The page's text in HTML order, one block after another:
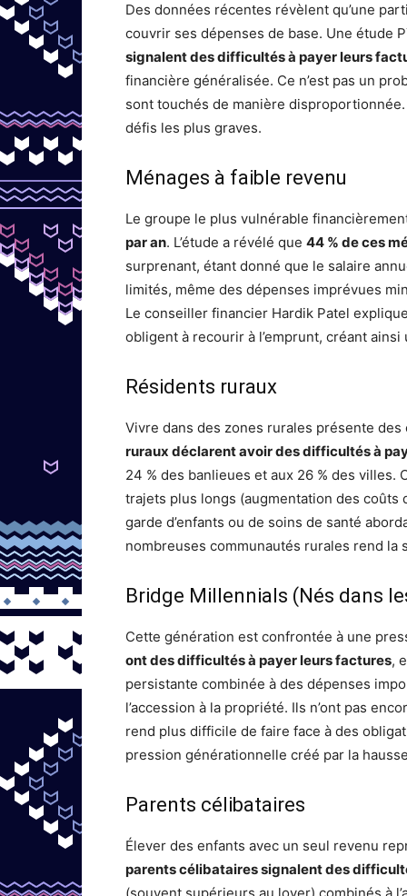
Des données récentes révèlent qu’une
couvrir ses dépenses de base. Une étude
signalent des difficultés à payer leurs
financière généralisée. Ce n’est pas un
sont touchés de manière
défis les plus graves.
Ménages à faible revenu
Le groupe le plus vulnérable
par an. L’étude a révélé que 44 % de ces
surprenant, étant donné que le salaire
limités, même des dépenses imprévues
Le conseiller financier Hardik Patel
obligent à recourir à l’emprunt, créant
Résidents ruraux
Vivre dans des zones rurales présente
ruraux déclarent avoir des difficultés à
24 % des banlieues et aux 26 % des villes.
trajets plus longs (augmentation des coûts
garde d’enfants ou de soins de santé
nombreuses communautés rurales rend
Bridge Millennials (Nés dans
Cette génération est confrontée à une
ont des difficultés à payer leurs factures,
persistante combinée à des dépenses
l’accession à la propriété. Ils n’ont pas
rend plus difficile de faire face à des
pression générationnelle créé par la
Parents célibataires
Élever des enfants avec un seul revenu
parents célibataires signalent des